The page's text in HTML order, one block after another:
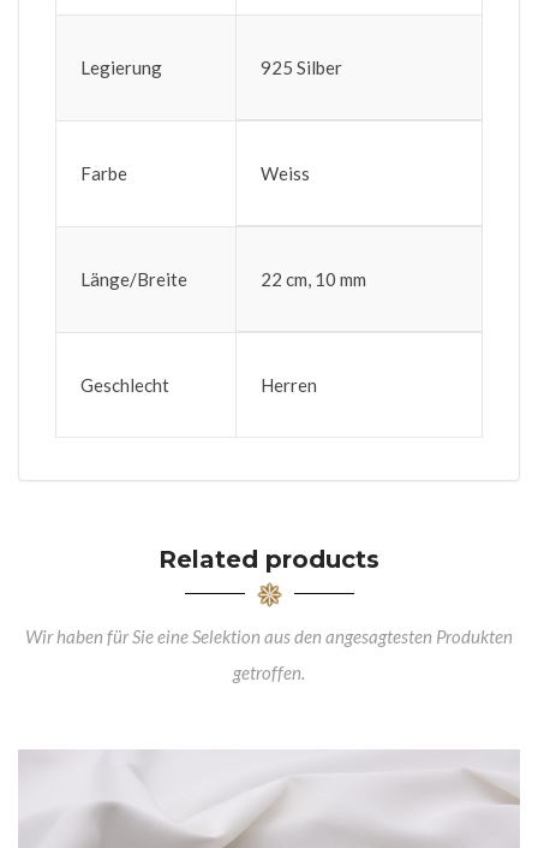
Legierung 925 Silber
Farbe Weiss
Länge/Breite 22 cm, 10 mm
Geschlecht Herren
Related products
Wir haben für Sie eine Selektion aus den angesagtesten Produkten
getroffen.